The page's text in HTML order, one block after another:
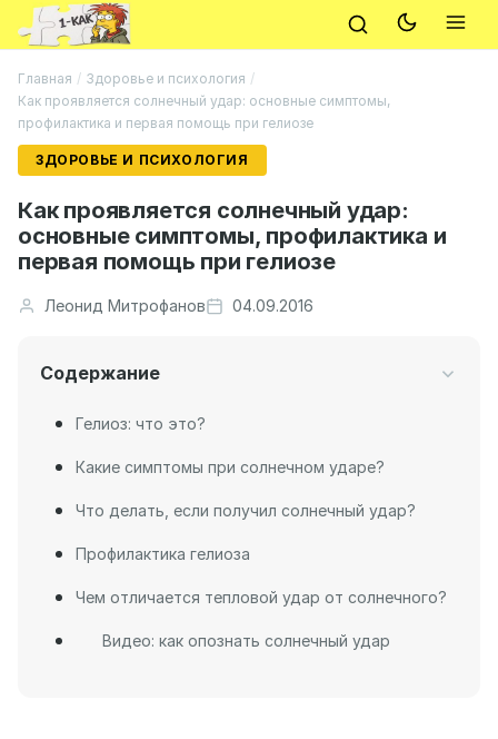
Главная / Здоровье и психология /
Как проявляется солнечный удар: основные симптомы,
профилактика и первая помощь при гелиозе
ЗДОРОВЬЕ И ПСИХОЛОГИЯ
Как проявляется солнечный удар:
основные симптомы, профилактика и
первая помощь при гелиозе
Леонид Митрофанов 04.09.2016
Содержание
Гелиоз: что это?
Какие симптомы при солнечном ударе?
Что делать, если получил солнечный удар?
Профилактика гелиоза
Чем отличается тепловой удар от солнечного?
Видео: как опознать солнечный удар